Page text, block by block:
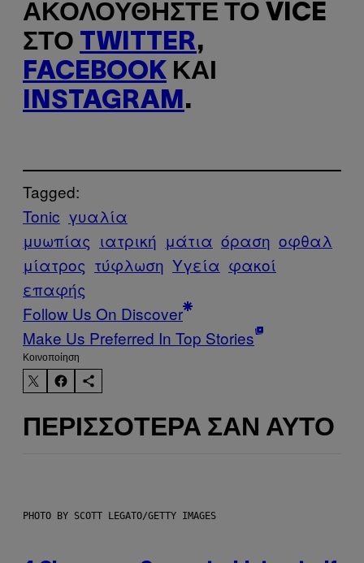
ΑΚΟΛΟΥΘΉΣΤΕ ΤΟ VICE
ΣΤΟ TWITTER,
FACEBOOK ΚΑΙ
INSTAGRAM .
Tagged:
Tonic γυαλία
μυωπίας ιατρική μάτια όραση οφθαλ
μίατρος τύφλωση Υγεία φακοί
επαφής
Follow Us On Discover
Make Us Preferred In Top Stories
Kοινοποίηση
ΠΕΡΙΣΣΌΤΕΡΑ ΣΑΝ ΑΥΤΌ
PHOTO BY SCOTT LEGATO/GETTY IMAGES